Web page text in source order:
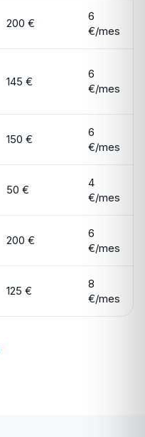
200 €
6
€/mes
145 €
6
€/mes
150 €
6
€/mes
50 €
4
€/mes
200 €
6
€/mes
125 €
8
€/mes